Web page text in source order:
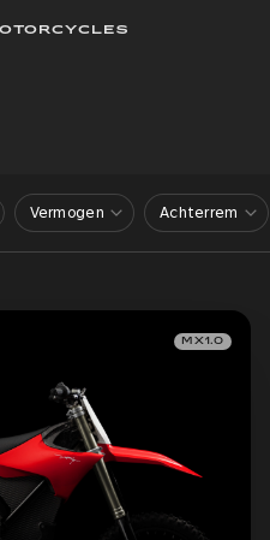
Vermogen Achterrem
MX1.0